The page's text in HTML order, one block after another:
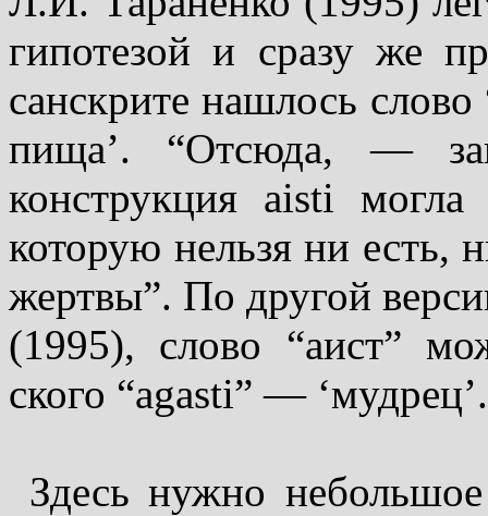
гипотезой и сразу же
санскрите нашлось
пища’. “Отсюда, —
конструкция aisti
которую нельзя ни есть,
жертвы”. По другой
(1995), слово “аист”
ского “agasti” — ‘мудрец’.
Здесь нужно